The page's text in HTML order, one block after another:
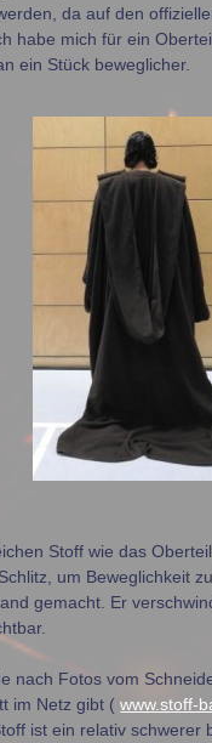
da auf den
habe mich für ein
ein Stück beweglicher.
Stoff wie das
um Beweglichkeit
gemacht. Er
nach Fotos vom
im Netz gibt (www.stoff-
ist ein relativ schwerer